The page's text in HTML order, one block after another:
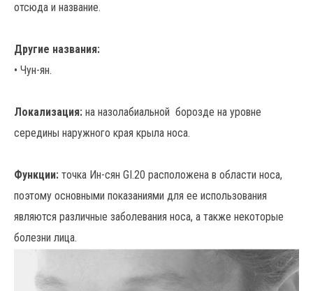
отсюда и название.
Другие названия:
• Чун-ян.
Локализация: на назолабиальной борозде на уровне
середины наружного края крыла носа.
Функции: точка Ин-сян GI.20 расположена в области носа,
поэтому основными показаниями для ее использования
являются различные заболевания носа, а также некоторые
болезни лица.